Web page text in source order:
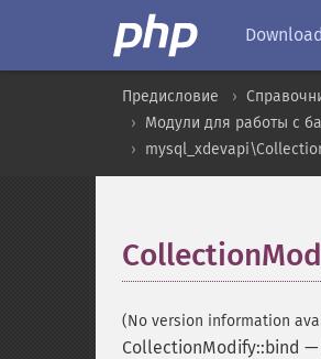
Предисловие
Модули для работы с
(No version information
CollectionModify::bind —